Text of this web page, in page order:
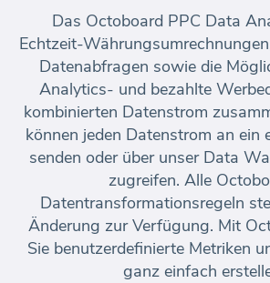
Das Octoboard PPC Data
Echtzeit-
Datenabfragen sowie die
Analytics- und bezahlte
kombinierten Datenstrom
können jeden Datenstrom an ein
senden oder über unser Data
zugreifen. Alle
Datentransformationsregeln
Änderung zur Verfügung. Mit
Sie benutzerdefinierte Metriken
ganz einfach